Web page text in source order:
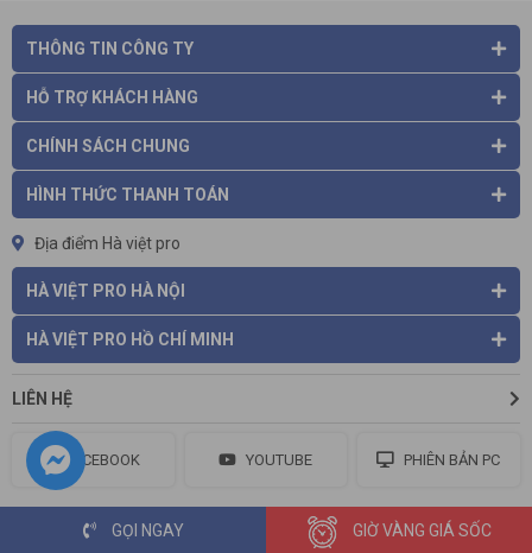
Máy cắt cỏ Maruyama sử dụng động cơ NE500, 2 thì, 1 xilanh
xilanh lên đến 49.9cc, hiệu suất làm việc cao, bền bỉ nên có thể
bạn đang cần một chiếc máy cắt cỏ đa dụng thì chắc chắc
Máy cắt cỏMaruyama
THÔNG TIN CÔNG TY
HỖ TRỢ KHÁCH HÀNG
CHÍNH SÁCH CHUNG
HÌNH THỨC THANH TOÁN
Địa điểm Hà việt pro
HÀ VIỆT PRO HÀ NỘI
HÀ VIỆT PRO HỒ CHÍ MINH
LIÊN HỆ
FACEBOOK YOUTUBE PHIÊN BẢN PC
GỌI NGAY GIỜ VÀNG GIÁ SỐC